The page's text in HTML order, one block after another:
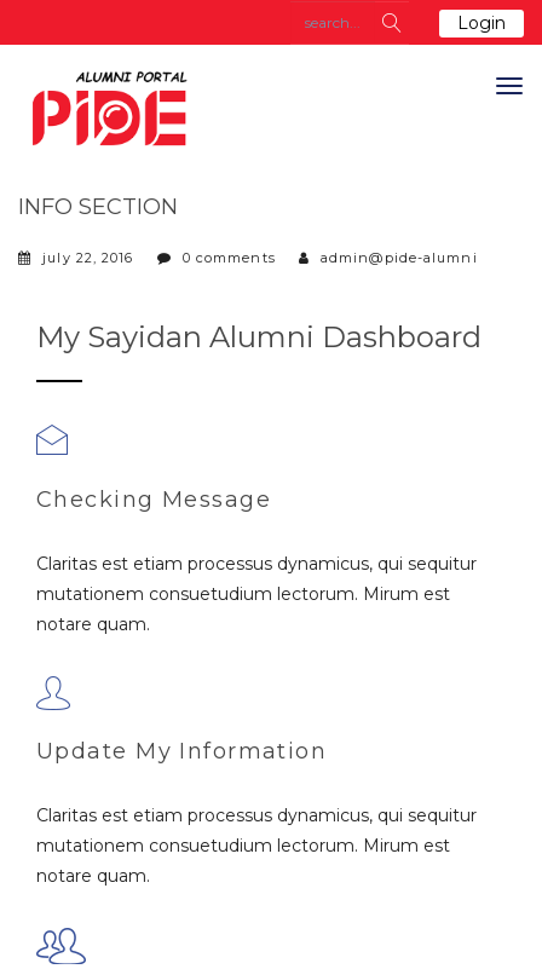
Login
INFO SECTION
july 22, 2016 0 comments admin@pide-alumni
My Sayidan Alumni Dashboard
Checking Message
Claritas est etiam processus dynamicus, qui sequitur
mutationem consuetudium lectorum. Mirum est
notare quam.
Update My Information
Claritas est etiam processus dynamicus, qui sequitur
mutationem consuetudium lectorum. Mirum est
notare quam.